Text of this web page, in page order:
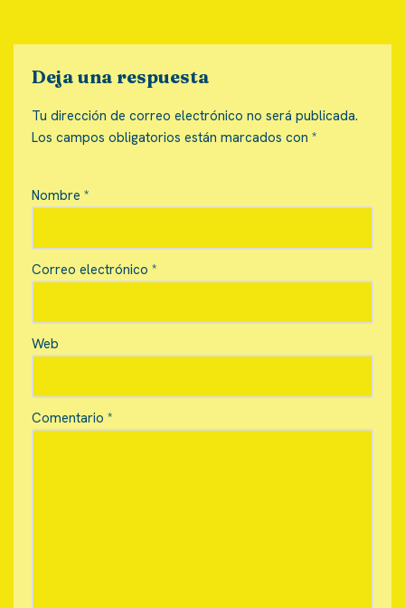
Deja una respuesta
Tu dirección de correo electrónico no será publicada.
Los campos obligatorios están marcados con *
Nombre *
Correo electrónico *
Web
Comentario *